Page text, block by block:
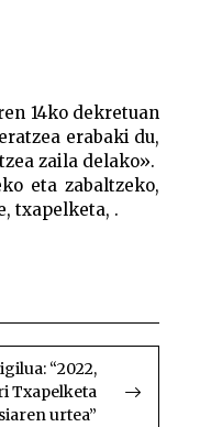
14ko dekretuan
erabaki du,
zaila delako».
eta zabaltzeko,
txapelketa, .
“2022,
Txapelketa
urtea”